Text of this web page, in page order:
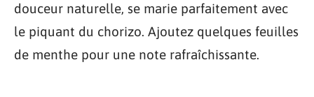
douceur naturelle, se marie parfaitement avec
le piquant du chorizo. Ajoutez quelques feuilles
de menthe pour une note rafraîchissante.